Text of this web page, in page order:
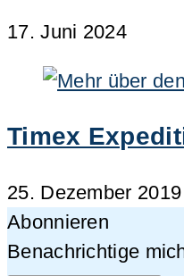
17. Juni 2024
Timex
25. Dezember 2019
Abonnieren
Benachrichtige